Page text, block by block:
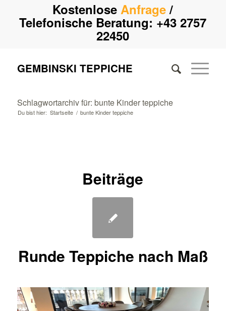
KostenloseAnfrage/
Telefonische Beratung:+43 2757
22450
GEMBINSKI TEPPICHE
Schlagwortarchiv für: bunte Kinder teppiche
Du bist hier: Startseite / bunte Kinder teppiche
Beiträge
Runde Teppiche nach Maß